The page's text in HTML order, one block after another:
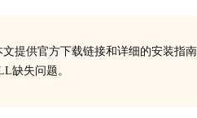
提供官方下载链接和详细的安装指
缺失问题。